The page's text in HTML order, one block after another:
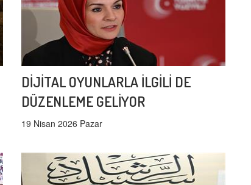
DİJİTAL OYUNLARLA İLGİLİ DE
DÜZENLEME GELİYOR
19 Nisan 2026 Pazar